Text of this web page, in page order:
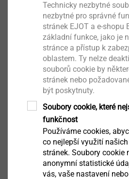
Podrobnosti k výrobku
Oblast použití
Utahovací nástavec: ¼‘‘
Ke stažení
Angličtina
Product data sheet.pdf 129
Němčina
Technicky nezbytné
nezbytné pro správné
stránek EJOT a e-shopu
základní funkce, jako je
stránce a přístup k
oblastem. Ty nelze
souborů cookie by
stránek nebo
být poskytnuty.
Soubory cookie, které
funkčnost
Používáme cookies,
co nejlepší využití
stránek. Soubory cookie
anonymní statistické
vás, vaše nastavení